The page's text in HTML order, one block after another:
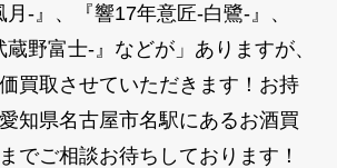
-』、『響17年意匠-白鷺-』、
蔵野富士-』などが」ありますが、
買取させていただきます！お持
知県名古屋市名駅にあるお酒買
でご相談お待ちしております！